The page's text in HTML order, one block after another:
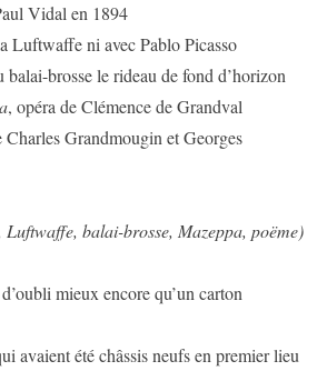
Vidal en 1894
Luftwaffe ni avec Pablo Picasso
balai-brosse le rideau de fond d’horizon
, opéra de Clémence de Grandval
Grandmougin et Georges
balai-brosse, Mazeppa, poëme)
mieux encore qu’un carton
avaient été châssis neufs en premier lieu